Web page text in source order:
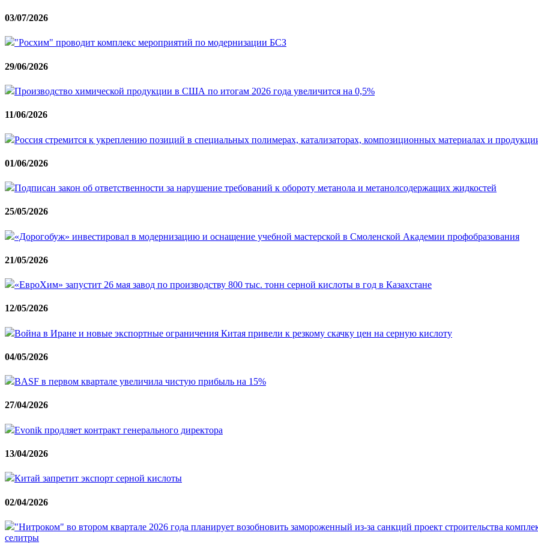
03/07/2026
"Росхим" проводит комплекс мероприятий по модернизации БСЗ
29/06/2026
Производство химической продукции в США по итогам 2026 года увеличится на 0,5%
11/06/2026
Россия стремится к укреплению позиций в специальных полимерах, катализаторах, композиционных материалах и
01/06/2026
Подписан закон об ответственности за нарушение требований к обороту метанола и метанолсодержащих жидкостей
25/05/2026
«Дорогобуж» инвестировал в модернизацию и оснащение учебной мастерской в Смоленской Академии профобразования
21/05/2026
«ЕвроХим» запустит 26 мая завод по производству 800 тыс. тонн серной кислоты в год в Казахстане
12/05/2026
Война в Иране и новые экспортные ограничения Китая привели к резкому скачку цен на серную кислоту
04/05/2026
BASF в первом квартале увеличила чистую прибыль на 15%
27/04/2026
Evonik продляет контракт генерального директора
13/04/2026
Китай запретит экспорт серной кислоты
02/04/2026
"Нитроком" во втором квартале 2026 года планирует возобновить замороженный из-за санкций проект строительства
селитры